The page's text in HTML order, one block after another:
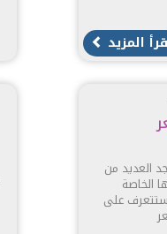
المزيد
العديد من
الخاصة
وستتعرف على